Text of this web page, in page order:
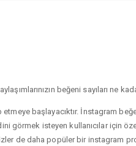
beğeni sayıları ne
etmeye başlayacıktır. İnstagram
görmek isteyen kullanıcılar için
de daha popüler bir instagram